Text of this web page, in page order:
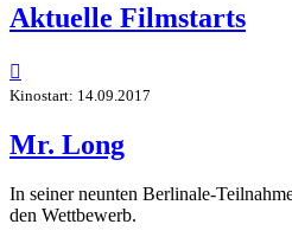
Aktuelle Filmstarts

Kinostart: 14.09.2017
Mr. Long
In seiner neunten Berlinale-
den Wettbewerb.